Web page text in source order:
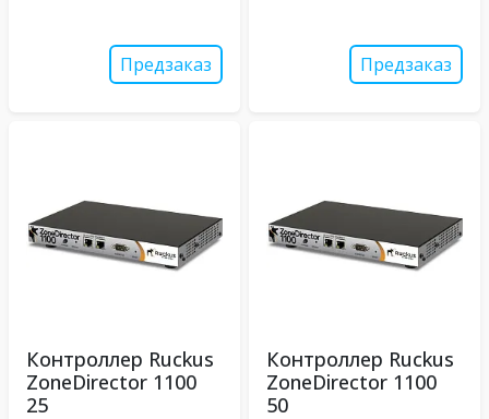
Предзаказ Предзаказ
Контроллер Ruckus
ZoneDirector 1100
25
Контроллер Ruckus
ZoneDirector 1100
50